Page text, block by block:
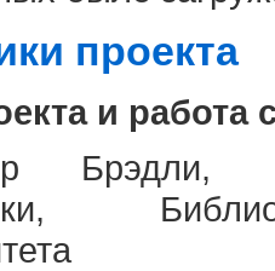
проекта
и работа
Брэдли,